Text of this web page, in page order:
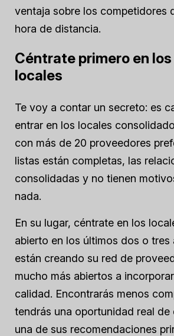
ventaja sobre los competidores
hora de distancia.
Céntrate primero en
locales
Te voy a contar un secreto: es
entrar en los locales
con más de 20 proveedores
listas están completas, las
consolidadas y no tienen
nada.
En su lugar, céntrate en los
abierto en los últimos dos o tres
están creando su red de
mucho más abiertos a
calidad. Encontrarás menos
tendrás una oportunidad real de
una de sus recomendaciones